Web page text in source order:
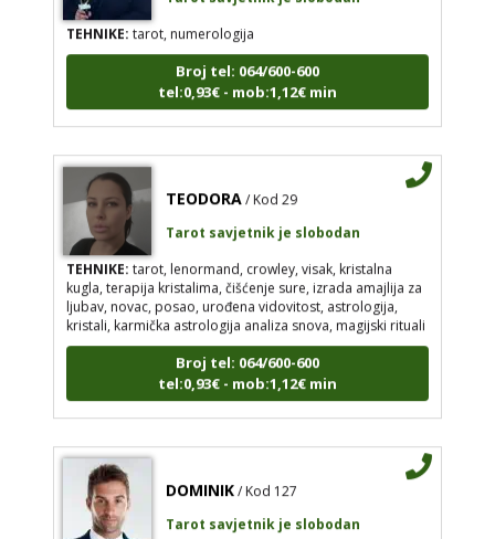
TEHNIKE:tarot, numerologija
Broj tel: 064/600-600
tel:0,93€ - mob:1,12€ min
/ Kod 29
Tarot savjetnik je slobodan
TEHNIKE:tarot, lenormand, crowley, visak, kristalna
kugla, terapija kristalima, čišćenje sure, izrada amajlija za
ljubav, novac, posao, urođena vidovitost, astrologija,
kristali, karmička astrologija analiza snova, magijski rituali
Broj tel: 064/600-600
tel:0,93€ - mob:1,12€ min
/ Kod 127
Tarot savjetnik je slobodan